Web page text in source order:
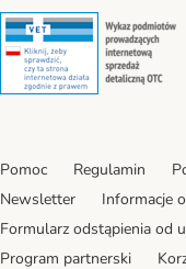
Security
Pomoc Regulamin
Newsletter
Informacje
Formularz odstąpienia od
Program partnerski